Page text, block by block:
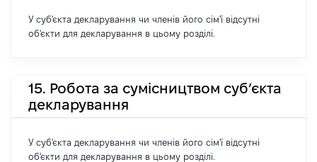
У суб'єкта декларування чи членів його сім'ї відсутні
об'єкти для декларування в цьому розділі.
15. Робота за сумісництвом суб’єкта
декларування
У суб'єкта декларування чи членів його сім'ї відсутні
об'єкти для декларування в цьому розділі.